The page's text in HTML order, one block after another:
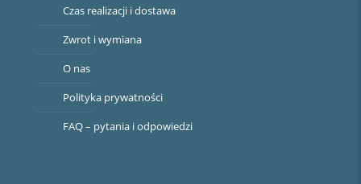
Czas realizacji i dostawa
Zwrot i wymiana
O nas
Polityka prywatności
FAQ – pytania i odpowiedzi